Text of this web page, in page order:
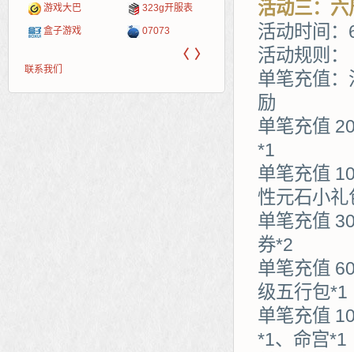
腾讯游戏 新浪游戏
新浪页游 网易游戏
pcgame 中华网
Cwan
游侠网页游戏 40407
5617网游网 一游网
斗蟹网页游戏 游戏
4q5q游戏
〈 〉
联系我们
活动三：
活动时间
活动规则：
单笔充值
励
单笔充值
*1
单笔充值
性元石小礼
单笔充值
券*2
单笔充值
级五行包*1
单笔充值
*1、命宫*1